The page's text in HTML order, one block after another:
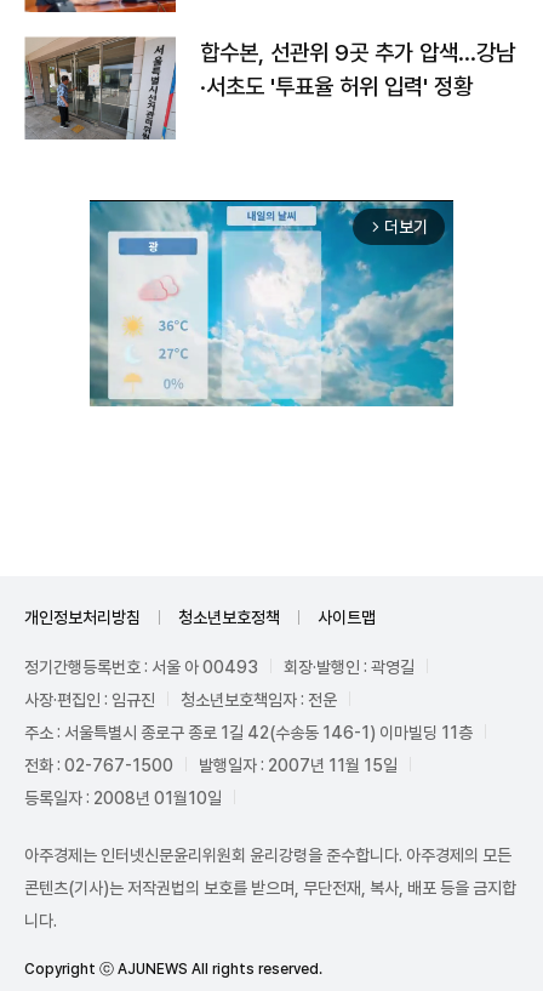
합수본, 선관위 9곳 추가 압색…강남
·서초도 '투표율 허위 입력' 정황
arrow_forward_ios 더보기
개인정보처리방침 청소년보호정책 사이트맵
정기간행등록번호 : 서울 아 00493
회장·발행인 : 곽영길
사장·편집인 : 임규진
청소년보호책임자 : 전운
주소 : 서울특별시 종로구 종로 1길 42(수송동 146-1) 이마빌딩 11층
전화 : 02-767-1500
발행일자 : 2007년 11월 15일
등록일자 : 2008년 01월10일
아주경제는 인터넷신문윤리위원회 윤리강령을 준수합니다. 아주경제의 모든
콘텐츠(기사)는 저작권법의 보호를 받으며, 무단전재, 복사, 배포 등을 금지합
니다.
Copyright ⓒ AJUNEWS All rights reserved.